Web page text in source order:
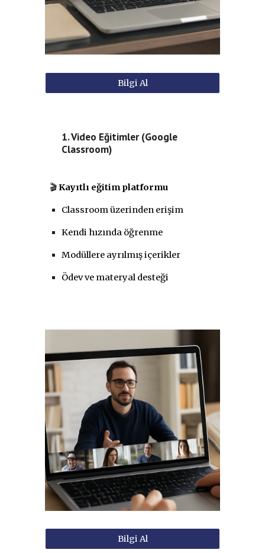
Bilgi Al
1. Video Eğitimler (Google
Classroom)
🎬Kayıtlı eğitim platformu
Classroom üzerinden erişim
Kendi hızında öğrenme
Modüllere ayrılmış içerikler
Ödev ve materyal desteği
Bilgi Al